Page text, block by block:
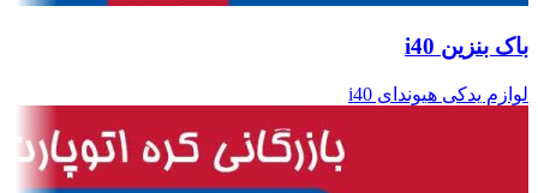
باک بنزین i40
لوازم یدکی هیوندای i40